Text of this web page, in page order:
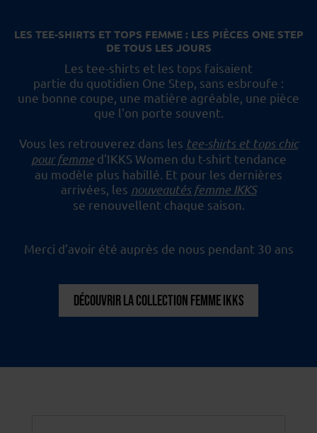
LES TEE-SHIRTS ET TOPS FEMME : LES PIÈCES ONE STEP
DE TOUS LES JOURS
Les tee-shirts et les tops faisaient
partie du quotidien One Step, sans esbroufe :
une bonne coupe, une matière agréable, une pièce
que l'on porte souvent.
Vous les retrouverez dans les tee-shirts et tops chic
pour femmed'IKKS Women du t-shirt tendance
au modèle plus habillé. Et pour les dernières
arrivées, les nouveautés femme IKKS
se renouvellent chaque saison.
Merci d’avoir été auprès de nous pendant 30 ans
DÉCOUVRIR LA COLLECTION FEMME IKKS